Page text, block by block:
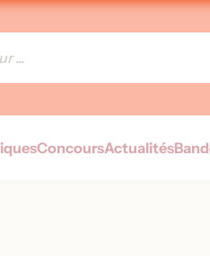
ConcoursActualités